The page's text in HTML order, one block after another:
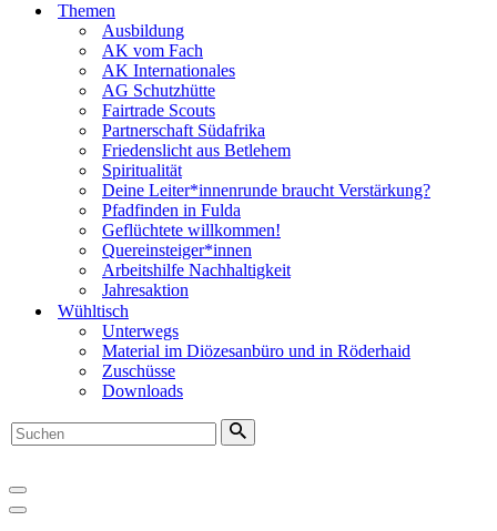
Themen
Ausbildung
AK vom Fach
AK Internationales
AG Schutzhütte
Fairtrade Scouts
Partnerschaft Südafrika
Friedenslicht aus Betlehem
Spiritualität
Deine Leiter*innenrunde braucht Verstärkung?
Pfadfinden in Fulda
Geflüchtete willkommen!
Quereinsteiger*innen
Arbeitshilfe Nachhaltigkeit
Jahresaktion
Wühltisch
Unterwegs
Material im Diözesanbüro und in Röderhaid
Zuschüsse
Downloads
Suchen
nach …
Navigationsmenü
Navigationsmenü